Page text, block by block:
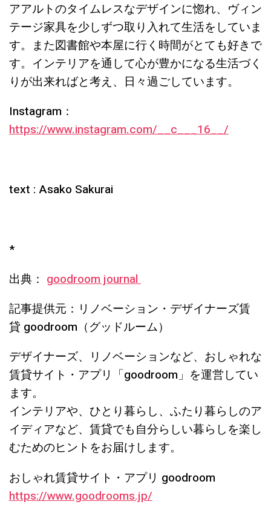
アアルトのタイムレスなデザインに惚れ、ヴィン
テージ家具を少しずつ取り入れて生活をしていま
す。また図書館や本屋に行く時間がとても好きで
す。インテリアを通して心が豊かになる生活づく
りが出来ればと考え、日々過ごしています。
Instagram：
https://www.instagram.com/__c___16__/
text : Asako Sakurai
*
出典： goodroom journal
記事提供元：リノベーション・デザイナーズ賃
貸 goodroom （グッドルーム）
デザイナーズ、リノベーションなど、おしゃれな
賃貸サイト・アプリ「goodroom」を運営してい
ます。
インテリアや、ひとり暮らし、ふたり暮らしのア
イディアなど、賃貸でも自分らしい暮らしを楽し
むためのヒントをお届けします。
おしゃれ賃貸サイト・アプリ goodroom
https://www.goodrooms.jp/